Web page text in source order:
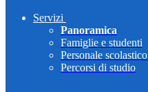
Servizi
Panoramica
Famiglie e studenti
Personale scolastico
Percorsi di studio